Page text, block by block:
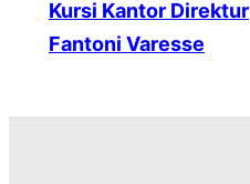
Kursi Kantor Direktur
Fantoni Varesse